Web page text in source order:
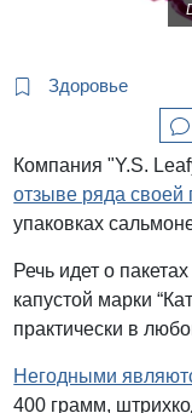
Здоровье
Компания "Y.S.
отзыве ряда своей
упаковках
Речь идет о
капустой марки
практически в
Негодными
400 грамм,